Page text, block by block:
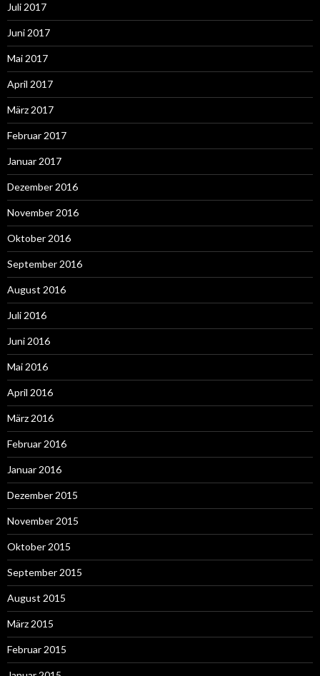
Juli 2017
Juni 2017
Mai 2017
April 2017
März 2017
Februar 2017
Januar 2017
Dezember 2016
November 2016
Oktober 2016
September 2016
August 2016
Juli 2016
Juni 2016
Mai 2016
April 2016
März 2016
Februar 2016
Januar 2016
Dezember 2015
November 2015
Oktober 2015
September 2015
August 2015
März 2015
Februar 2015